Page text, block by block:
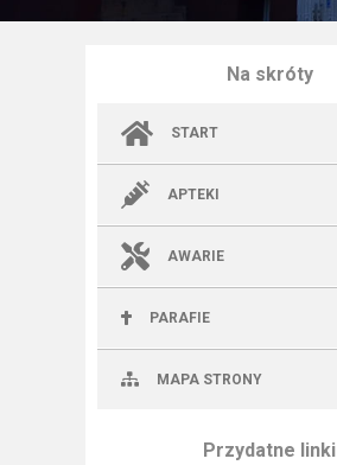
Na skróty
START
APTEKI
AWARIE
PARAFIE
MAPA STRONY
Przydatne linki